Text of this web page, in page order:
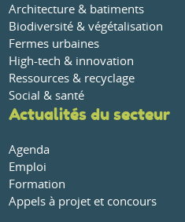
Architecture & batiments
Biodiversité & végétalisation
Fermes urbaines
High-tech & innovation
Ressources & recyclage
Social & santé
Actualités du secteur
Agenda
Emploi
Formation
Appels à projet et concours